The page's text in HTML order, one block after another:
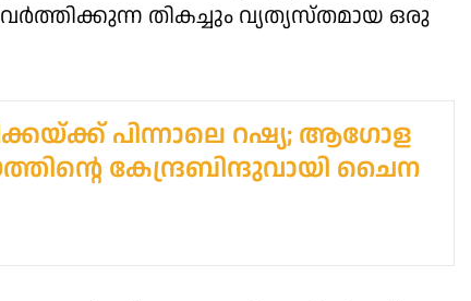
തികച്ചും വ്യത്യസ്തമായ ഒരു
പിന്നാലെ റഷ്യ; ആഗോള
കേന്ദ്രബിന്ദുവായി ചൈന